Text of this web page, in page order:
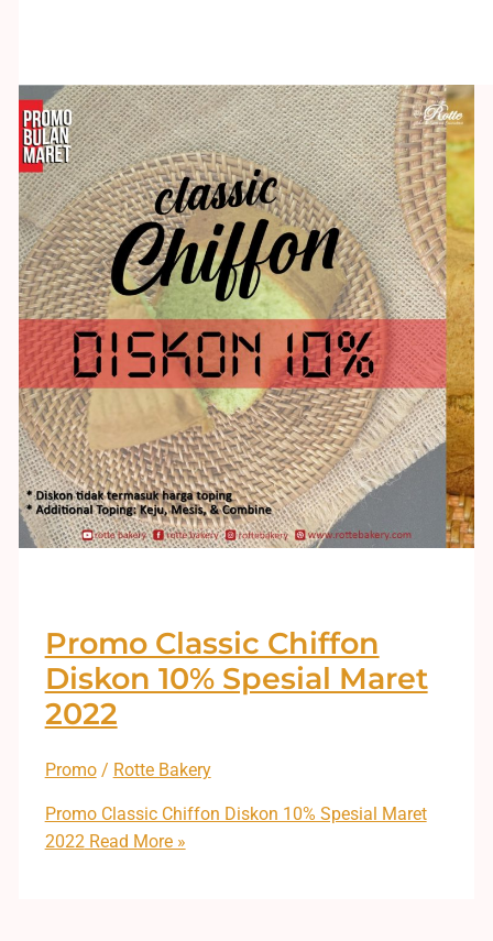
Promo Classic Chiffon
Diskon 10% Spesial Maret
2022
Promo/ Rotte Bakery
Promo Classic Chiffon Diskon 10% Spesial Maret
2022 Read More »